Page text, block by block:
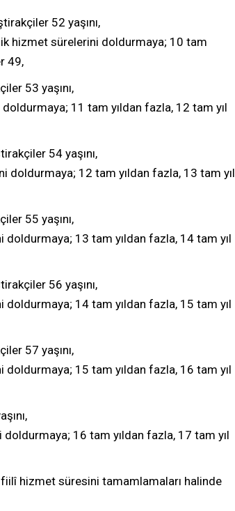
52 yaşını,
hizmet sürelerini doldurmaya; 10 tam
49,
53 yaşını,
11 tam yıldan fazla, 12 tam yıl
54 yaşını,
doldurmaya; 12 tam yıldan fazla, 13 tam yıl
55 yaşını,
13 tam yıldan fazla, 14 tam yıl
56 yaşını,
14 tam yıldan fazla, 15 tam yıl
57 yaşını,
15 tam yıldan fazla, 16 tam yıl
16 tam yıldan fazla, 17 tam yıl
hizmet süresini tamamlamaları halinde